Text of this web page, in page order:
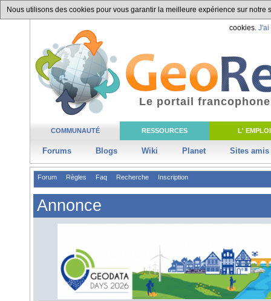
Nous utilisons des cookies pour vous garantir la meilleure expérience sur
cookies. J'ai
COMMUNAUTÉ RESSOURCES L' EMPLOI
Forums Blogs Wiki Planet Sites amis
Le portail
Forum Règles Faq Recherche Inscription
Annonce